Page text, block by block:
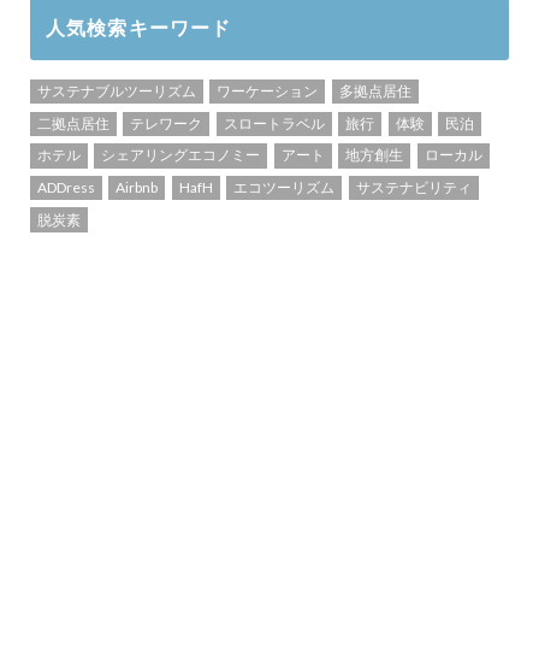
人気検索キーワード
サステナブルツーリズム ワーケーション
多拠点居住
二拠点居住
テレワーク スロートラベル 旅行 体験
民泊
ホテル
シェアリングエコノミー アート 地方創生
ローカル
ADDress
Airbnb HafH エコツーリズム
サステナビリティ
脱炭素